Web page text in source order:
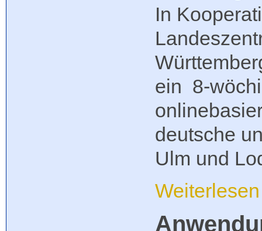
In
ein 8-
deutsche
Ulm und